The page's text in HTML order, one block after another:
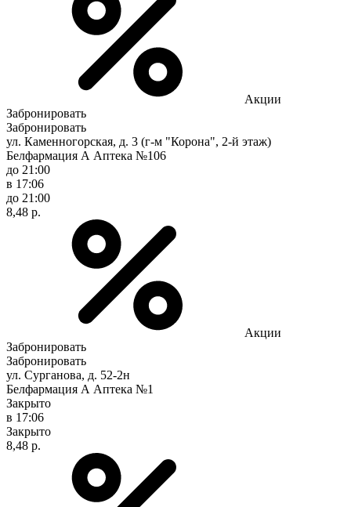
Акции
Забронировать
Забронировать
ул. Каменногорская, д. 3 (г-м "Корона", 2-й этаж)
Белфармация А Аптека №106
до 21:00
в 17:06
до 21:00
8,48 р.
Акции
Забронировать
Забронировать
ул. Сурганова, д. 52-2н
Белфармация А Аптека №1
Закрыто
в 17:06
Закрыто
8,48 р.